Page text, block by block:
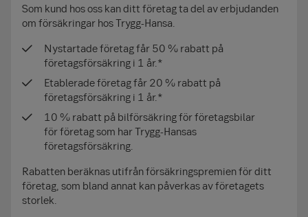
Som kund hos oss kan ditt företag ta del av erbjudanden
om försäkringar hos Trygg-Hansa.
Nystartade företag får 50 % rabatt på
företagsförsäkring i 1 år.*
Etablerade företag får 20 % rabatt på
företagsförsäkring i 1 år.*
10 % rabatt på bilförsäkring för företagsbilar
för företag som har Trygg-Hansas
företagsförsäkring.
Rabatten beräknas utifrån försäkringspremien för ditt
företag, som bland annat kan påverkas av företagets
storlek.